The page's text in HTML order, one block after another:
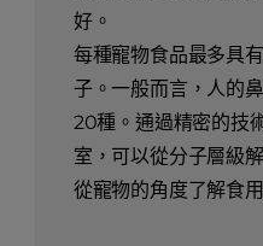
好。
每種寵物食品最多具
子。一般而言，人的
20種。通過精密的技
室，可以從分子層級
從寵物的角度了解食